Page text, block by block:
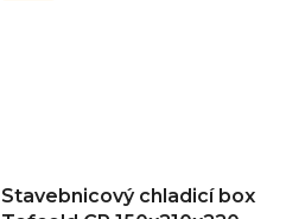
Stavebnicový chladicí box